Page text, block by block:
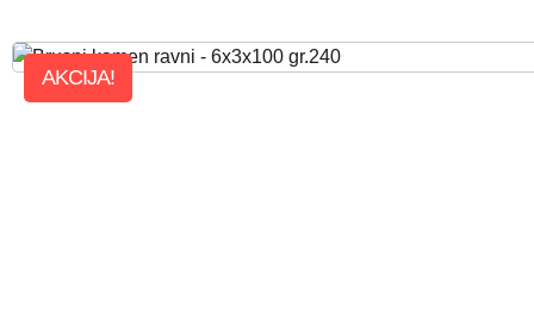
AKCIJA!